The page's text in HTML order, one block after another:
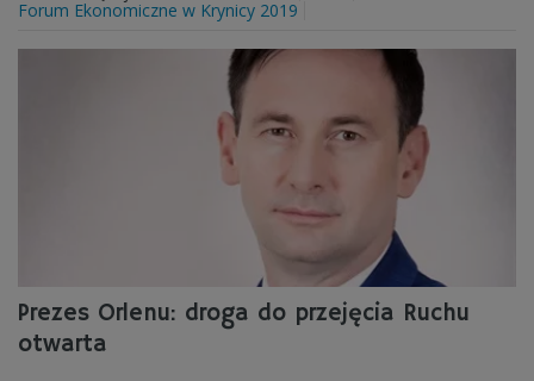
Forum Ekonomiczne w Krynicy 2019
Prezes Orlenu: droga do przejęcia Ruchu
otwarta